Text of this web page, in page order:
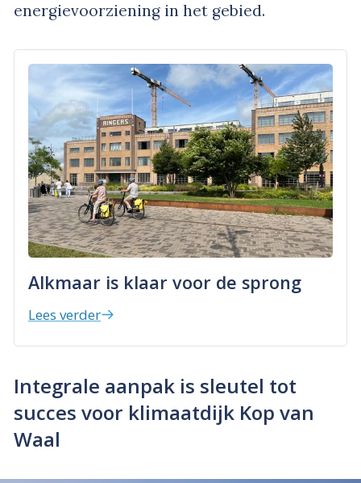
energievoorziening in het gebied.
Alkmaar is klaar voor de sprong
Lees verder
Integrale aanpak is sleutel tot
succes voor klimaatdijk Kop van
Waal